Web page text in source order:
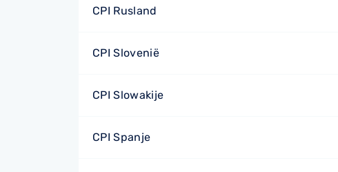
CPI Rusland
CPI Slovenië
CPI Slowakije
CPI Spanje